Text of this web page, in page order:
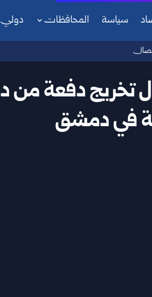
سياسة المحافظات دولي
تخريج دفعة من
في دمشق